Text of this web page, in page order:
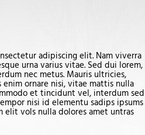
adipiscing elit. Nam viverra
urna varius vitae. Sed dui lorem,
nec metus. Mauris ultricies,
ornare nisi, vitae mattis nulla
et tincidunt vel, interdum sed
nisi id elementu sadips ipsums
elit vols nulla dolores amet untras